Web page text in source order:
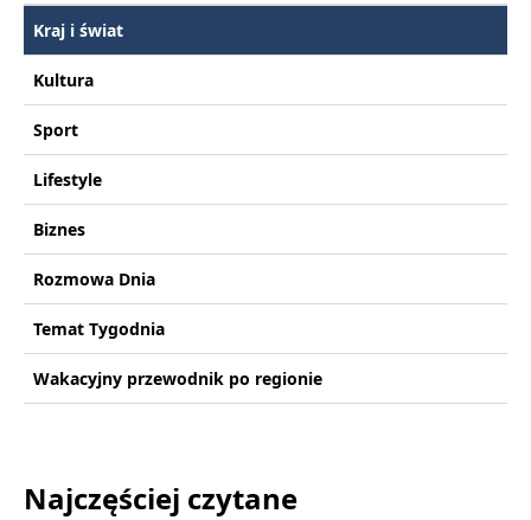
Kraj i świat
Kultura
Sport
Lifestyle
Biznes
Rozmowa Dnia
Temat Tygodnia
Wakacyjny przewodnik po regionie
Najczęściej czytane